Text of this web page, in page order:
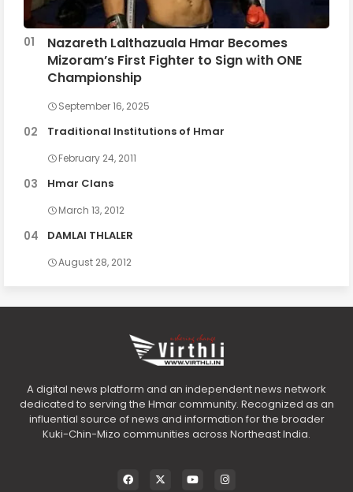
Nazareth Lalthazuala Hmar Becomes
Mizoram’s First Fighter to Sign with ONE
Championship
September 16, 2025
Traditional Institutions of Hmar
February 24, 2011
Hmar Clans
March 13, 2012
DAMLAI THLALER
August 28, 2012
A digital news platform and an independent news network
dedicated to serving the Hmar community. Recognized as an
influential source of news and information for the broader
Kuki-Chin-Mizo communities across Northeast India.